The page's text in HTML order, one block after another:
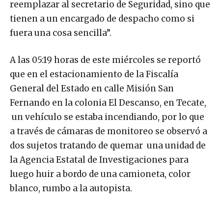
reemplazar al secretario de Seguridad, sino que
tienen a un encargado de despacho como si
fuera una cosa sencilla”.
A las 05:19 horas de este miércoles se reportó
que en el estacionamiento de la Fiscalía
General del Estado en calle Misión San
Fernando en la colonia El Descanso, en Tecate,
un vehículo se estaba incendiando, por lo que
a través de cámaras de monitoreo se observó a
dos sujetos tratando de quemar una unidad de
la Agencia Estatal de Investigaciones para
luego huir a bordo de una camioneta, color
blanco, rumbo a la autopista.